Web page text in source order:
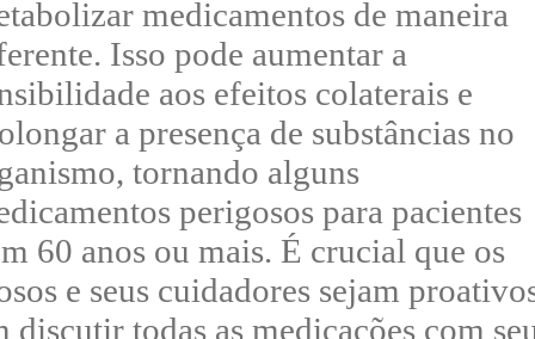
medicamentos de maneira
Isso pode aumentar a
aos efeitos colaterais e
a presença de substâncias no
tornando alguns
perigosos para pacientes
60 anos ou mais. É crucial que os
e seus cuidadores sejam
discutir todas as medicações com